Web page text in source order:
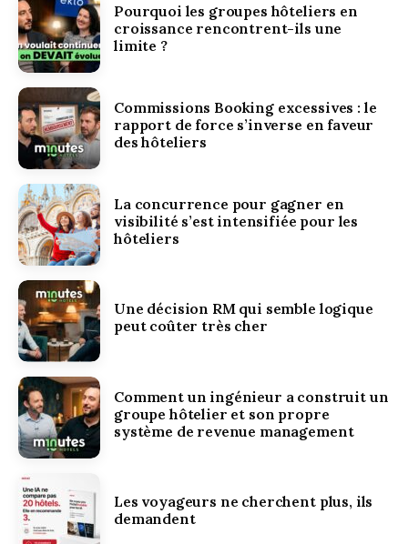
Pourquoi les groupes hôteliers en
croissance rencontrent-ils une
limite ?
Commissions Booking excessives : le
rapport de force s’inverse en faveur
des hôteliers
La concurrence pour gagner en
visibilité s’est intensifiée pour les
hôteliers
Une décision RM qui semble logique
peut coûter très cher
Comment un ingénieur a construit un
groupe hôtelier et son propre
système de revenue management
Les voyageurs ne cherchent plus, ils
demandent